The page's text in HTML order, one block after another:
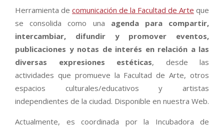
Herramienta de comunicación de la Facultad de Arte que
se consolida como una agenda para compartir,
intercambiar, difundir y promover eventos,
publicaciones y notas de interés en relación a las
diversas expresiones estéticas, desde las
actividades que promueve la Facultad de Arte, otros
espacios culturales/educativos y artistas
independientes de la ciudad. Disponible en nuestra Web.
Actualmente, es coordinada por la Incubadora de